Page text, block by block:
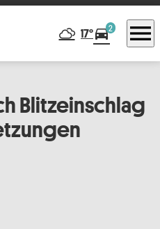
17°directions_car2 menu
Blitzeinschlag